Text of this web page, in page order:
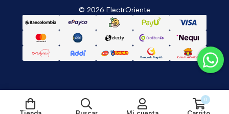
© 2026 ElectrOriente
0